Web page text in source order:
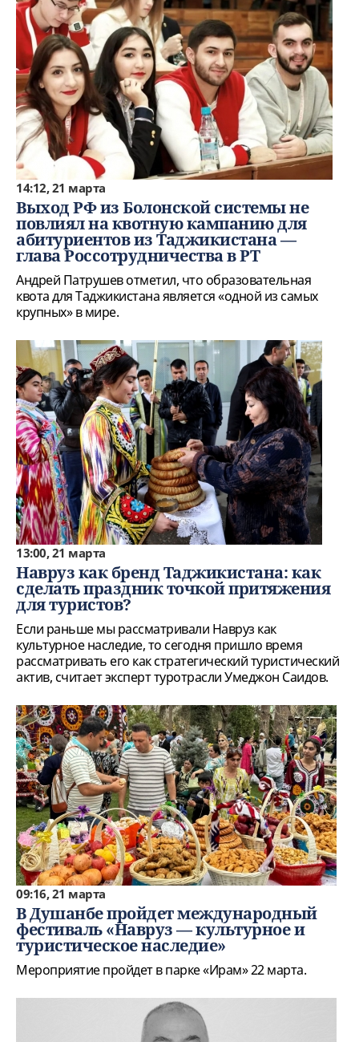
14:12, 21 марта
Выход РФ из Болонской системы не
повлиял на квотную кампанию для
абитуриентов из Таджикистана —
глава Россотрудничества в РТ
Андрей Патрушев отметил, что образовательная
квота для Таджикистана является «одной из самых
крупных» в мире.
13:00, 21 марта
Навруз как бренд Таджикистана: как
сделать праздник точкой притяжения
для туристов?
Если раньше мы рассматривали Навруз как
культурное наследие, то сегодня пришло время
рассматривать его как стратегический туристический
актив, считает эксперт туротрасли Умеджон Саидов.
09:16, 21 марта
В Душанбе пройдет международный
фестиваль «Навруз — культурное и
туристическое наследие»
Мероприятие пройдет в парке «Ирам» 22 марта.